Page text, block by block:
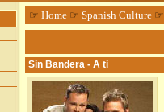
☞ Home☞ Spanish Culture☞
Sin Bandera - A ti